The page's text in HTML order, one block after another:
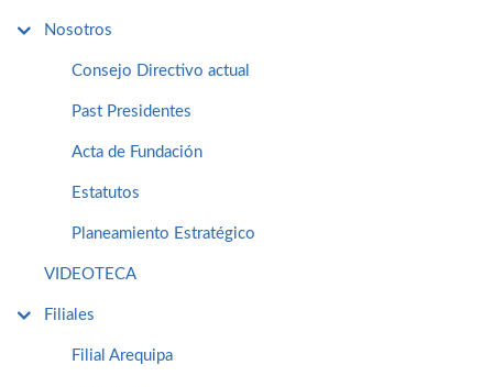
Nosotros
Consejo Directivo actual
Past Presidentes
Acta de Fundación
Estatutos
Planeamiento Estratégico
VIDEOTECA
Filiales
Filial Arequipa